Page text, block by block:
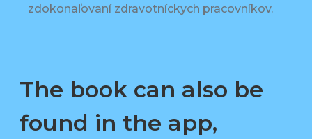
zdokonaľovaní zdravotníckych pracovníkov.
The book can also be
found in the app,